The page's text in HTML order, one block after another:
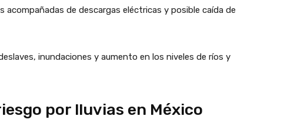
de descargas eléctricas y posible caída de
inundaciones y aumento en los niveles de ríos y
por lluvias en México